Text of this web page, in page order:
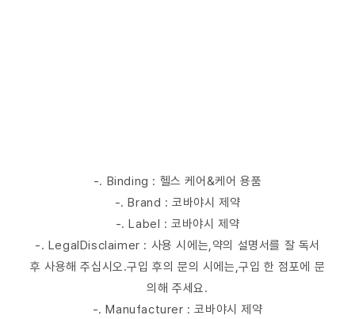
-. Binding : 헬스 케어&케어 용품
-. Brand : 코바야시 제약
-. Label : 코바야시 제약
-. LegalDisclaimer : 사용 시에는,약의 설명서를 잘 독서
후 사용해 주십시오.구입 후의 문의 시에는,구입 한 점포에 문
의해 주세요.
-. Manufacturer : 코바야시 제약